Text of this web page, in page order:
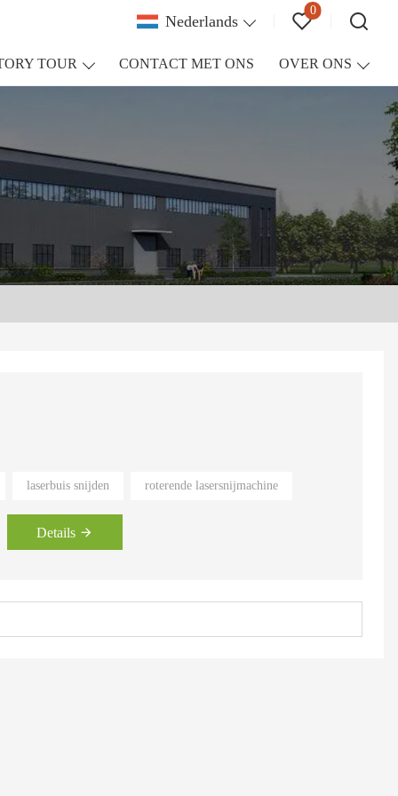
Nederlands
0
TOUR CONTACT MET ONS OVER ONS
voor dagelijkse benodigdheden, toonleer, reclame en
laserbuis snijden roterende lasersnijmachine
Details